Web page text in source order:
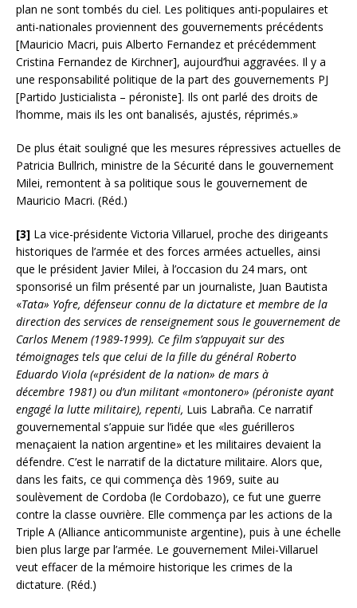
plan ne sont tombés du ciel. Les politiques anti-populaires et
anti-nationales proviennent des gouvernements précédents
[Mauricio Macri, puis Alberto Fernandez et précédemment
Cristina Fernandez de Kirchner], aujourd’hui aggravées. Il y a
une responsabilité politique de la part des gouvernements PJ
[Partido Justicialista – péroniste]. Ils ont parlé des droits de
l’homme, mais ils les ont banalisés, ajustés, réprimés.»
De plus était souligné que les mesures répressives actuelles de
Patricia Bullrich, ministre de la Sécurité dans le gouvernement
Milei, remontent à sa politique sous le gouvernement de
Mauricio Macri. (Réd.)
[3] La vice-présidente Victoria Villaruel, proche des dirigeants
historiques de l’armée et des forces armées actuelles, ainsi
que le président Javier Milei, à l’occasion du 24 mars, ont
sponsorisé un film présenté par un journaliste, Juan Bautista
«Tata» Yofre, défenseur connu de la dictature et membre de la
direction des services de renseignement sous le gouvernement de
Carlos Menem (1989-1999). Ce film s’appuyait sur des
témoignages tels que celui de la fille du général Roberto
Eduardo Viola («président de la nation» de mars à
décembre 1981) ou d’un militant «montonero» (péroniste ayant
engagé la lutte militaire), repenti, Luis Labraña. Ce narratif
gouvernemental s’appuie sur l’idée que «les guérilleros
menaçaient la nation argentine» et les militaires devaient la
défendre. C’est le narratif de la dictature militaire. Alors que,
dans les faits, ce qui commença dès 1969, suite au
soulèvement de Cordoba (le Cordobazo), ce fut une guerre
contre la classe ouvrière. Elle commença par les actions de la
Triple A (Alliance anticommuniste argentine), puis à une échelle
bien plus large par l’armée. Le gouvernement Milei-Villaruel
veut effacer de la mémoire historique les crimes de la
dictature. (Réd.)